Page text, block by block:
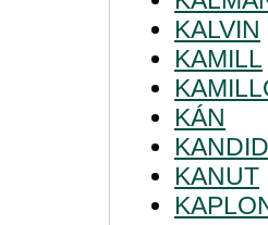
KALVIN
KAMILL
KÁN
KANDID
KANUT